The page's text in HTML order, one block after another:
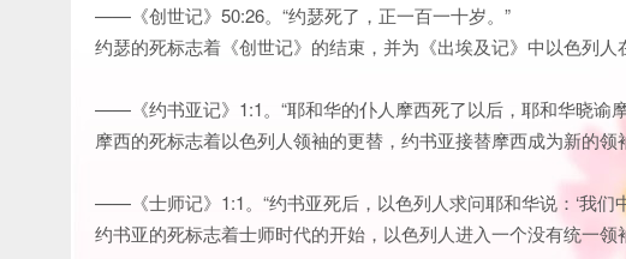
——《创世记》50:26。“约瑟死了，正一百一十岁。”
约瑟的死标志着《创世记》的结束，并为《出埃及记》中以色列人
——《约书亚记》1:1。“耶和华的仆人摩西死了以后，耶和华晓
摩西的死标志着以色列人领袖的更替，约书亚接替摩西成为新的领
——《士师记》1:1。“约书亚死后，以色列人求问耶和华说：‘我们
约书亚的死标志着士师时代的开始，以色列人进入一个没有统一领